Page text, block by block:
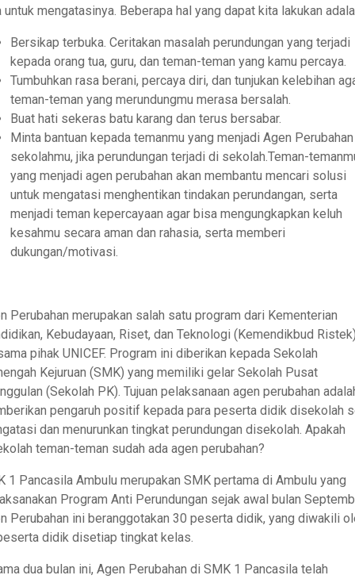
untuk mengatasinya. Beberapa hal yang dapat kita lakukan
Bersikap terbuka. Ceritakan masalah perundungan yang terjadi
kepada orang tua, guru, dan teman-teman yang kamu percaya.
Tumbuhkan rasa berani, percaya diri, dan tunjukan kelebihan
teman-teman yang merundungmu merasa bersalah.
Buat hati sekeras batu karang dan terus bersabar.
Minta bantuan kepada temanmu yang menjadi Agen
sekolahmu, jika perundungan terjadi di sekolah.Teman-
yang menjadi agen perubahan akan membantu mencari solusi
untuk mengatasi menghentikan tindakan perundangan, serta
menjadi teman kepercayaan agar bisa mengungkapkan keluh
kesahmu secara aman dan rahasia, serta memberi
dukungan/motivasi.
Perubahan merupakan salah satu program dari Kementerian
Kebudayaan, Riset, dan Teknologi (Kemendikbud
pihak UNICEF. Program ini diberikan kepada Sekolah
Kejuruan (SMK) yang memiliki gelar Sekolah Pusat
(Sekolah PK). Tujuan pelaksanaan agen perubahan
pengaruh positif kepada para peserta didik disekolah
dan menurunkan tingkat perundungan disekolah. Apakah
teman-teman sudah ada agen perubahan?
1 Pancasila Ambulu merupakan SMK pertama di Ambulu yang
Program Anti Perundungan sejak awal bulan
Perubahan ini beranggotakan 30 peserta didik, yang diwakili
didik disetiap tingkat kelas.
dua bulan ini, Agen Perubahan di SMK 1 Pancasila telah